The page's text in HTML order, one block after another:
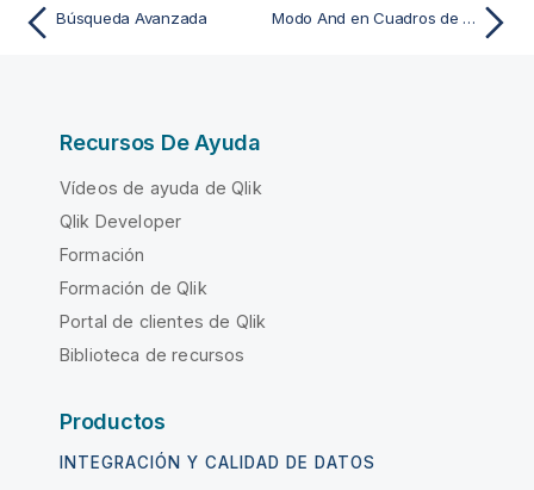
Búsqueda Avanzada Modo And en Cuadros de Lista
Recursos De Ayuda
Vídeos de ayuda de Qlik
Qlik Developer
Formación
Formación de Qlik
Portal de clientes de Qlik
Biblioteca de recursos
Productos
INTEGRACIÓN Y CALIDAD DE DATOS